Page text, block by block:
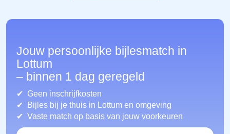
Jouw persoonlijke bijlesmatch in
Lottum
– binnen 1 dag geregeld
Geen inschrijfkosten
Bijles bij je thuis in Lottum en omgeving
Vaste match op basis van jouw voorkeuren